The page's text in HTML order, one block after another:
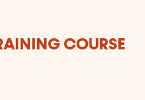
renewed, they
of our
of technologies.
COURSE